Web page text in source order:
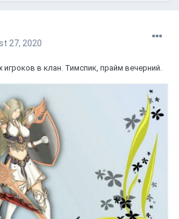
27, 2020
в клан. Тимспик, прайм вечерний.